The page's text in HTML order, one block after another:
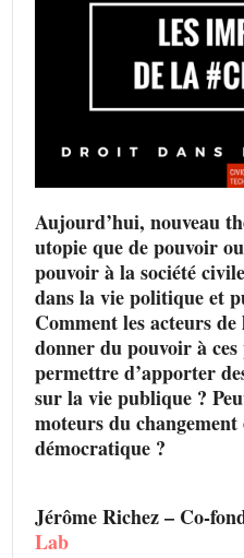
Aujourd’hui, nouveau
utopie que de pouvoir
pouvoir à la société
dans la vie politique et
Comment les acteurs
donner du pouvoir à
permettre d’apporter
sur la vie publique ?
moteurs du
démocratique ?
Jérôme Richez – Co-
Lab